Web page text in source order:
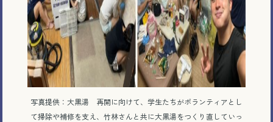
写真提供：大黒湯 再開に向けて、学生たちがボランティアとし
て掃除や補修を支え、竹林さんと共に大黒湯をつくり直していっ